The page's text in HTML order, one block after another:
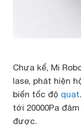
Chưa kể, Mi
lase, phát hiện
biến tốc độ quạt
tới 20000Pa
được.